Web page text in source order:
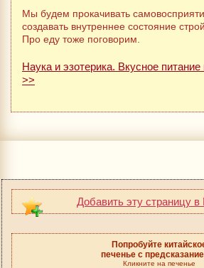
Мы будем прокачивать
создавать внутреннее состояние
Про еду тоже поговорим.
Наука и эзотерика. Вкусное
>>
Добавить эту страницу
Попробуйте
печенье с
Кликните на печенье